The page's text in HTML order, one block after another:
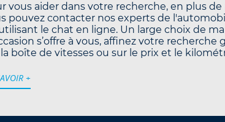
vous aider dans votre recherche, en plus de
pouvez contacter nos experts de
le chat en ligne. Un large choix de
s’offre à vous, affinez votre
boîte de vitesses ou sur le prix et le
+